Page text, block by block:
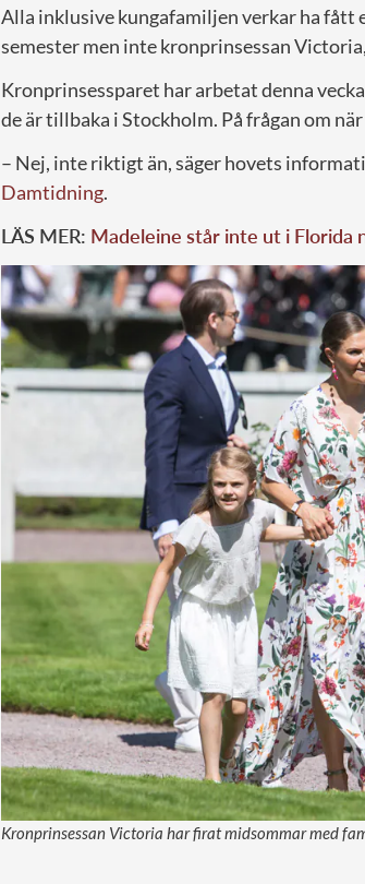
Alla inklusive kungafamiljen verkar ha fått
semester men inte kronprinsessan
Kronprinsessparet har arbetat denna
de är tillbaka i Stockholm. På frågan om
– Nej, inte riktigt än, säger hovets
Damtidning.
LÄS MER: Madeleine står inte ut i Florida
Kronprinsessan Victoria har firat midsommar med